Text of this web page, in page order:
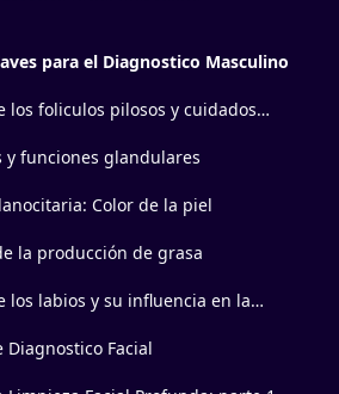
para el Diagnostico Masculino
los foliculos pilosos y cuidados
y funciones glandulares
Color de la piel
la producción de grasa
los labios y su influencia en la
Diagnostico Facial